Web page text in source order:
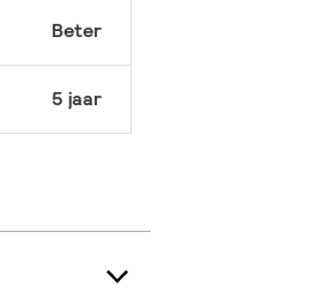
Beter
5 jaar